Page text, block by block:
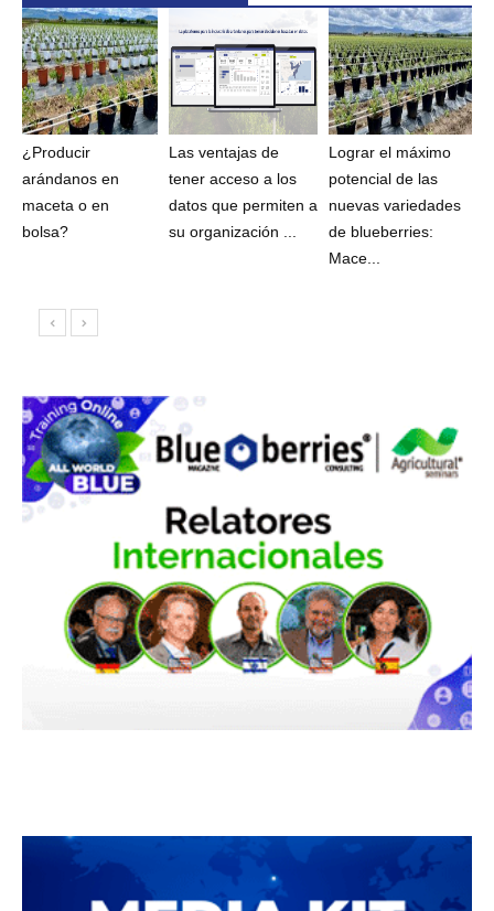
¿Producir
arándanos en
maceta o en
bolsa?
Las ventajas de
tener acceso a los
datos que permiten a
su organización ...
Lograr el máximo
potencial de las
nuevas variedades
de blueberries:
Mace...